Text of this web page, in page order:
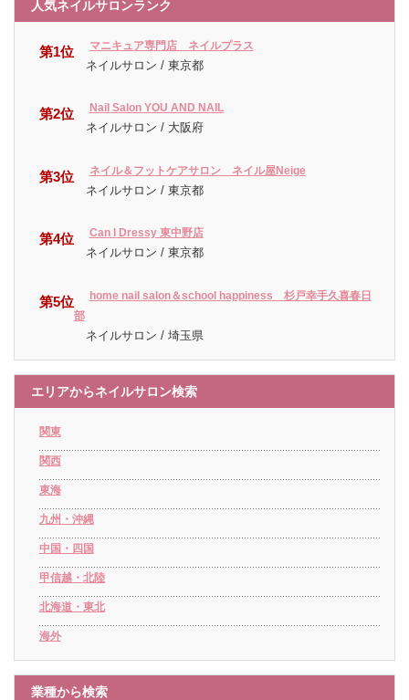
人気ネイルサロンランク
第1位 マニキュア専門店 ネイルプラス
ネイルサロン / 東京都
第2位 Nail Salon YOU AND NAIL
ネイルサロン / 大阪府
第3位 ネイル＆フットケアサロン ネイル屋Neige
ネイルサロン / 東京都
第4位 Can I Dressy 東中野店
ネイルサロン / 東京都
第5位
home nail salon＆school happiness 杉戸幸手久喜春日
部
ネイルサロン / 埼玉県
エリアからネイルサロン検索
関東
関西
東海
九州・沖縄
中国・四国
甲信越・北陸
北海道・東北
海外
業種から検索